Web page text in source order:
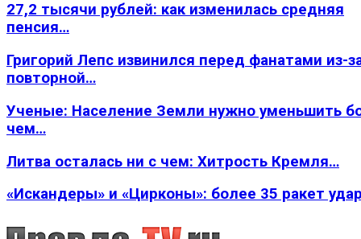
27,2 тысячи рублей: как изменилась средняя
пенсия…
Григорий Лепс извинился перед фанатами из-
повторной…
Ученые: Население Земли нужно уменьшить
чем…
Литва осталась ни с чем: Хитрость Кремля…
«Искандеры» и «Цирконы»: более 35 ракет